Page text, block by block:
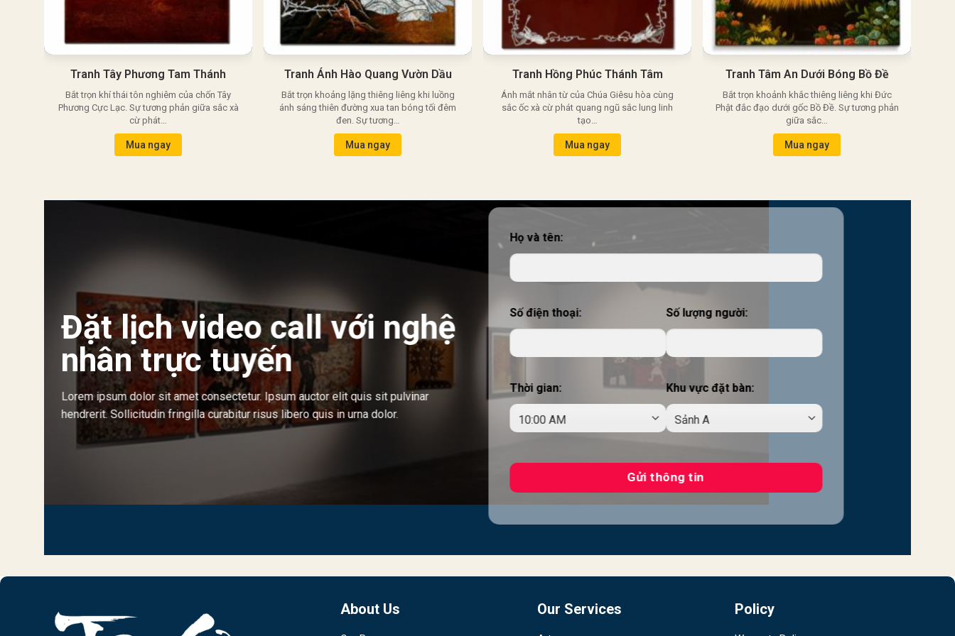
Tranh Tây Phương Tam Thánh
Bắt trọn khí thái tôn nghiêm của chốn Tây
Phương Cực Lạc. Sự tương phản giữa sắc xà
cừ phát…
Mua ngay
Tranh Ánh Hào Quang Vườn Dầu
Bắt trọn khoảng lặng thiêng liêng khi luồng
ánh sáng thiên đường xua tan bóng tối đêm
đen. Sự tương…
Mua ngay
Tranh Hồng Phúc Thánh Tâm
Ánh mắt nhân từ của Chúa Giêsu hòa cùng
sắc ốc xà cừ phát quang ngũ sắc lung linh
tạo…
Mua ngay
Tranh Tâm An Dưới Bóng Bồ Đề
Bắt trọn khoảnh khắc thiêng liêng khi Đức
Phật đắc đạo dưới gốc Bồ Đề. Sự tương phản
giữa sắc…
Mua ngay
Đặt lịch video call với nghệ
nhân trực tuyến
Lorem ipsum dolor sit amet consectetur. Ipsum auctor elit quis sit pulvinar
hendrerit. Sollicitudin fringilla curabitur risus libero quis in urna dolor.
Họ và tên:
Số điện thoại: Số lượng người:
Thời gian: Khu vực đặt bàn:
About Us Our Services Policy